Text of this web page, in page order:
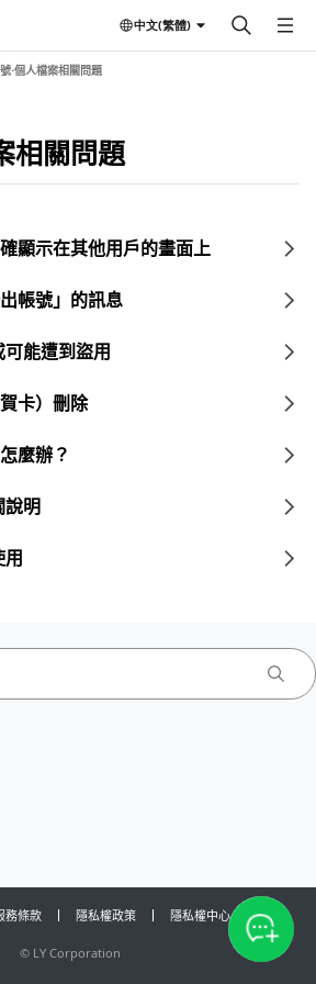
中文(繁體)
⋅個人檔案相關問題
相關問題
顯示在其他用戶的畫面上
帳號」的訊息
能遭到盜用
卡）刪除
麼辦？
說明
用
務條款 隱私權政策 隱私權中心
© LY Corporation